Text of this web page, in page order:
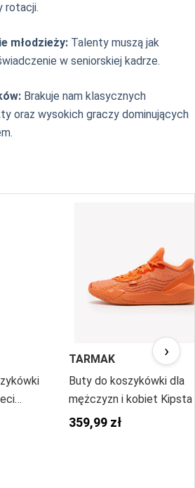
rotacji.
młodzieży: Talenty muszą jak
w seniorskiej kadrze.
Brakuje nam klasycznych
oraz wysokich graczy dominujących
TARMAK
Buty do koszykówki dla
mężczyzn i kobiet Kipsta
New York Knicks Fast
359,99 zł
›